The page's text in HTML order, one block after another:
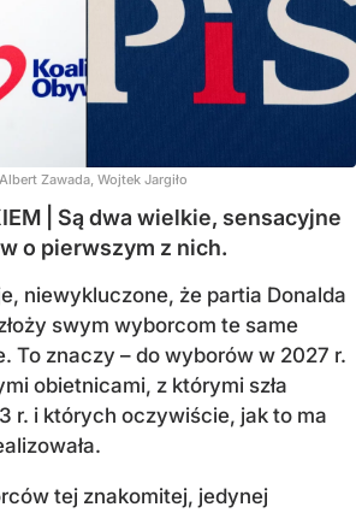
Albert Zawada, Wojtek Jargiło
| Są dwa wielkie, sensacyjne
o pierwszym z nich.
niewykluczone, że partia Donalda
swym wyborcom te same
To znaczy – do wyborów w 2027 r.
obietnicami, z którymi szła
r. i których oczywiście, jak to ma
tej znakomitej, jedynej